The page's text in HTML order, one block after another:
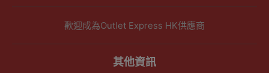
歡迎成為Outlet Express HK供應商
其他資訊